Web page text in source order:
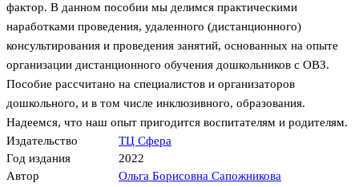
фактор. В данном пособии мы делимся практическими
наработками проведения, удаленного (дистанционного)
консультирования и проведения занятий, основанных на опыте
организации дистанционного обучения дошкольников с ОВЗ.
Пособие рассчитано на специалистов и организаторов
дошкольного, и в том числе инклюзивного, образования.
Надеемся, что наш опыт пригодится воспитателям и родителям.
Издательство
ТЦ Сфера
Год издания
2022
Автор
Ольга Борисовна Сапожникова